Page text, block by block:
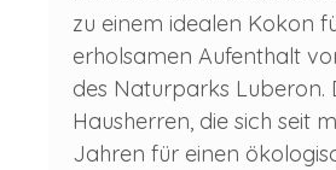
zu einem idealen Kokon
erholsamen Aufenthalt
des Naturparks Luberon.
Hausherren, die sich seit
Jahren für einen